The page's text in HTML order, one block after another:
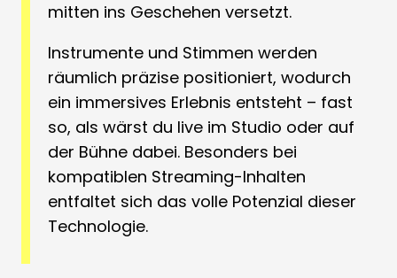
mitten ins Geschehen versetzt.
Instrumente und Stimmen werden
räumlich präzise positioniert, wodurch
ein immersives Erlebnis entsteht – fast
so, als wärst du live im Studio oder auf
der Bühne dabei. Besonders bei
kompatiblen Streaming-Inhalten
entfaltet sich das volle Potenzial dieser
Technologie.